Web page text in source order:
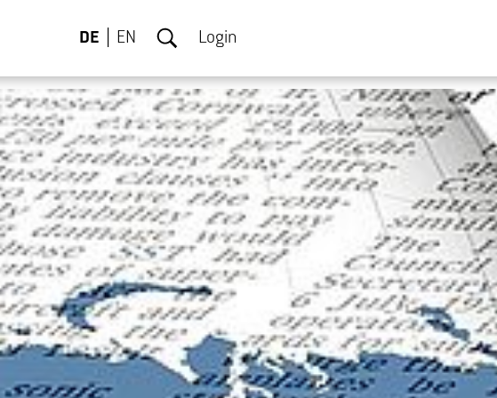
DE EN Login